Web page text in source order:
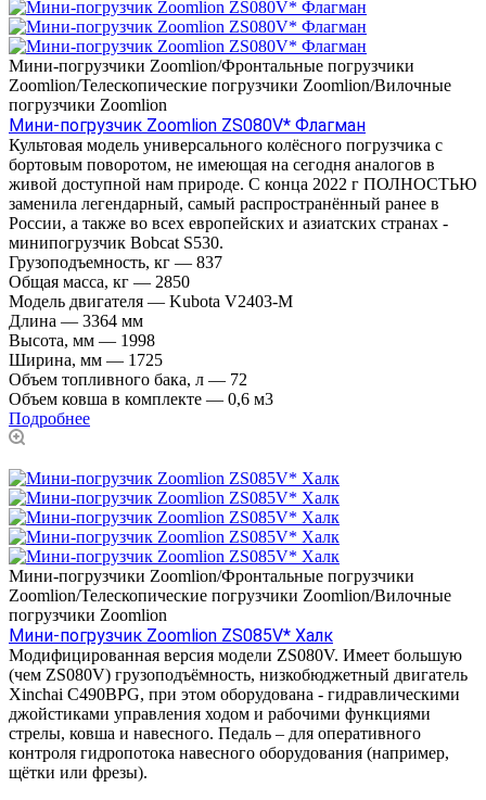
Мини-погрузчики Zoomlion/Фронтальные погрузчики
Zoomlion/Телескопические погрузчики Zoomlion/Вилочные
погрузчики Zoomlion
Мини-погрузчик Zoomlion ZS080V* Флагман
Культовая модель универсального колёсного погрузчика с
бортовым поворотом, не имеющая на сегодня аналогов в
живой доступной нам природе. С конца 2022 г ПОЛНОСТЬЮ
заменила легендарный, самый распространённый ранее в
России, а также во всех европейских и азиатских странах -
минипогрузчик Bobcat S530.
Грузоподъемность, кг — 837
Общая масса, кг — 2850
Модель двигателя — Kubota V2403-M
Длина — 3364 мм
Высота, мм — 1998
Ширина, мм — 1725
Объем топливного бака, л — 72
Объем ковша в комплекте — 0,6 м3
Подробнее
Мини-погрузчики Zoomlion/Фронтальные погрузчики
Zoomlion/Телескопические погрузчики Zoomlion/Вилочные
погрузчики Zoomlion
Мини-погрузчик Zoomlion ZS085V* Халк
Модифицированная версия модели ZS080V. Имеет большую
(чем ZS080V) грузоподъёмность, низкобюджетный двигатель
Xinchai C490BPG, при этом оборудована - гидравлическими
джойстиками управления ходом и рабочими функциями
стрелы, ковша и навесного. Педаль – для оперативного
контроля гидропотока навесного оборудования (например,
щётки или фрезы).